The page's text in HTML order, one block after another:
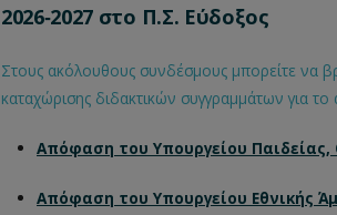
2026‐2027 στο Π.Σ. Εύδοξος
Στους ακόλουθους συνδέσμους μπορείτε να
καταχώρισης διδακτικών συγγραμμάτων για
Απόφαση του Υπουργείου
Απόφαση του Υπουργείου Εθνικής